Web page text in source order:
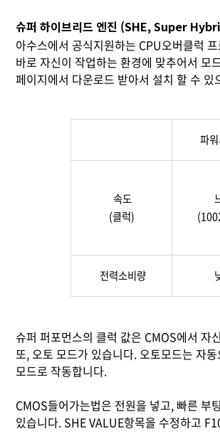
슈퍼 하이브리드 엔진 (SHE, Super
아수스에서 공식지원하는 CPU오버클럭
바로 자신이 작업하는 환경에 맞추어서 모
페이지에서 다운로드 받아서 설치 할 수
파
속도
(클럭)
전력소비량
슈퍼 퍼포먼스의 클럭 값은 CMOS에서
또, 오토 모드가 있습니다. 오토모드는 자
모드로 작동합니다.
CMOS들어가는법은 전원을 넣고, 빠른 부
있습니다. SHE VALUE항목을 수정하고